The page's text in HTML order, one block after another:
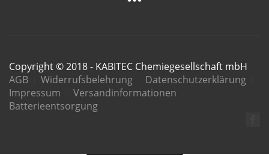
Copyright © 2018 - KABITEC Chemiegesellschaft mbH
AGB
Widerrufsbelehrung
Datenschutzerklärung
Impressum
Versandinformationen
Batterieentsorgung